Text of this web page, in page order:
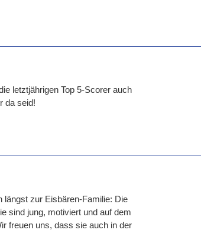
letztjährigen Top 5-Scorer auch
da seid!
längst zur Eisbären-Familie: Die
sind jung, motiviert und auf dem
freuen uns, dass sie auch in der